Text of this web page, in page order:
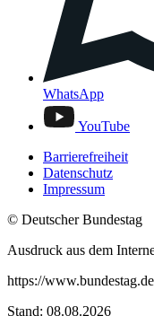
WhatsApp
YouTube
Barrierefreiheit
Datenschutz
Impressum
© Deutscher Bundestag
Ausdruck aus dem
https://
Stand: 08.08.2026